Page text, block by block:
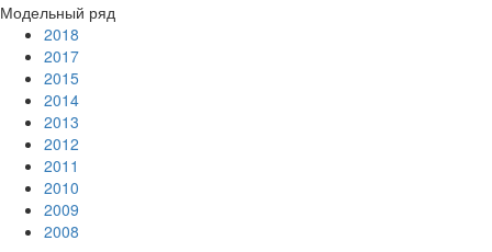
Модельный ряд
2018
2017
2015
2014
2013
2012
2011
2010
2009
2008